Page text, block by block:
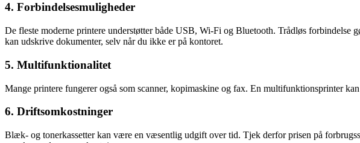
4. Forbindelsesmuligheder
De fleste moderne printere understøtter både USB, Wi-Fi og Bluetooth. Trådløs forbindelse
kan udskrive dokumenter, selv når du ikke er på kontoret.
5. Multifunktionalitet
Mange printere fungerer også som scanner, kopimaskine og fax. En multifunktionsprinter
6. Driftsomkostninger
Blæk- og tonerkassetter kan være en væsentlig udgift over tid. Tjek derfor prisen på